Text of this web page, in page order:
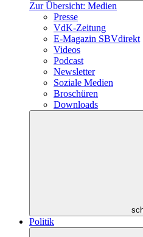
Zur Übersicht: Medien
Presse
VdK-Zeitung
E-Magazin SBVdirekt
Videos
Podcast
Newsletter
Soziale Medien
Broschüren
Downloads
Politik